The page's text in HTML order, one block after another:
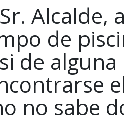
Alcalde,
de
de alguna
no sabe